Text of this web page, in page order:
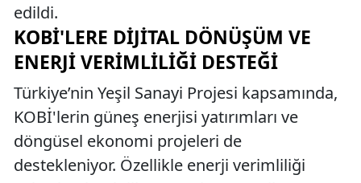
edildi.
KOBİ'LERE DIJITAL DÖNÜŞÜM VE
ENERJI VERIMLILIĞI DESTEĞI
Türkiye’nin Yeşil Sanayi Projesi kapsamında,
KOBİ'lerin güneş enerjisi yatırımları ve
döngüsel ekonomi projeleri de
destekleniyor. Özellikle enerji verimliliği